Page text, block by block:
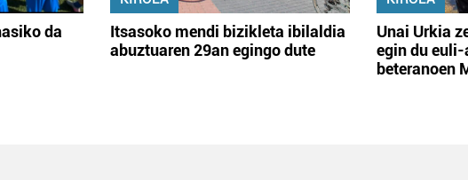
da
Itsasoko mendi bizikleta ibilaldia
abuztuaren 29an egingo dute
Unai Urkia
egin du
beteranoen